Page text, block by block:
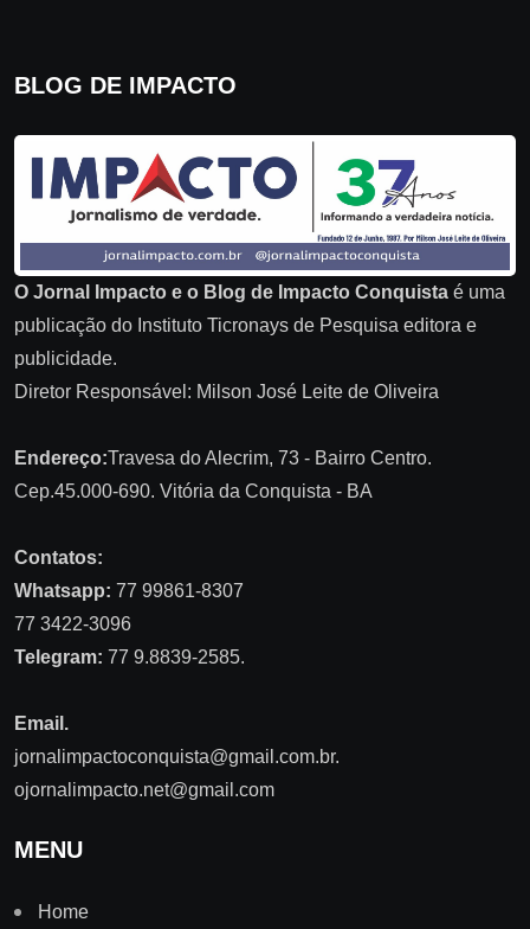
BLOG DE IMPACTO
O Jornal Impacto e o Blog de Impacto Conquista é uma
publicação do Instituto Ticronays de Pesquisa editora e
publicidade.
Diretor Responsável: Milson José Leite de Oliveira
Endereço:Travesa do Alecrim, 73 - Bairro Centro.
Cep.45.000-690. Vitória da Conquista - BA
Contatos:
Whatsapp: 77 99861-8307
77 3422-3096
Telegram: 77 9.8839-2585.
Email.
jornalimpactoconquista@gmail.com.br.
ojornalimpacto.net@gmail.com
MENU
Home